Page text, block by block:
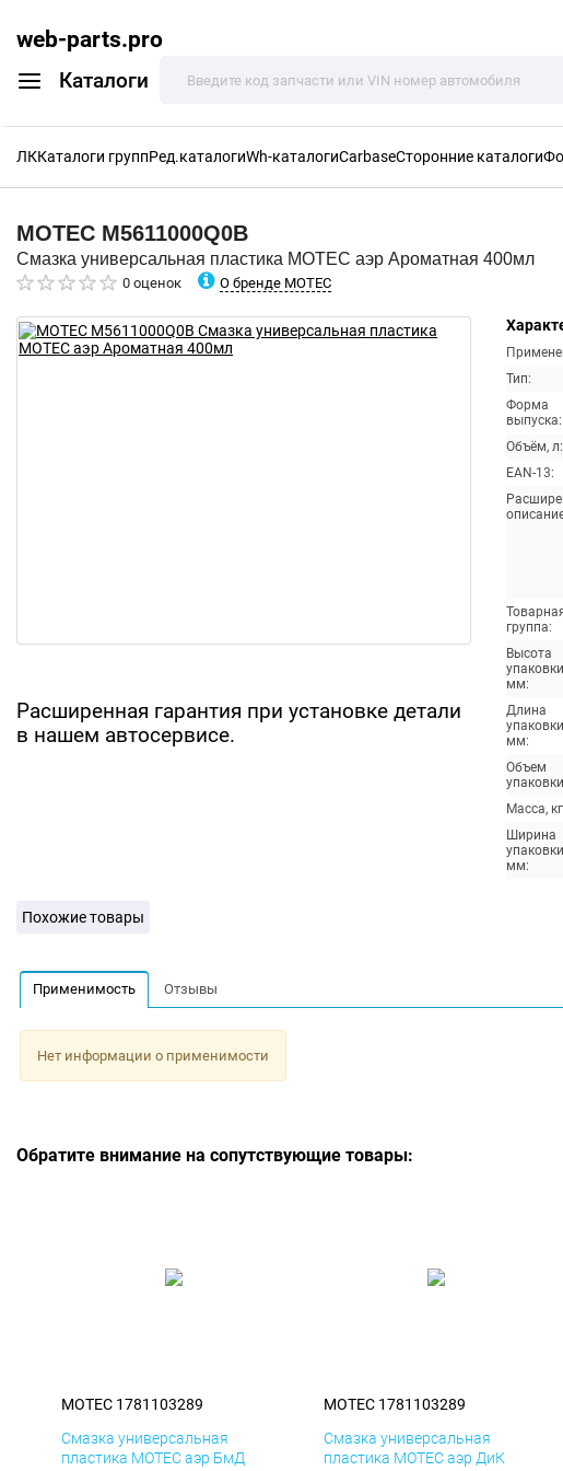
web-parts.pro
Каталоги
ЛККаталоги группРед.каталогиWh-каталогиCarbaseСторонние каталоги
MOTEC M5611000Q0B
Смазка универсальная пластика MOTEC аэр Ароматная 400мл
0 оценок О бренде MOTEC
Расширенная гарантия при установке детали
в нашем автосервисе.
Тип:
Форма
выпуска:
Объём, л:
EAN-13:
группа:
Высота
мм:
Длина
мм:
Объем
Масса,
Ширина
мм:
Похожие товары
Применимость Отзывы
Нет информации о применимости
Обратите внимание на сопутствующие товары:
MOTEC 1781103289
Смазка универсальная
пластика MOTEC аэр БмД
MOTEC 1781103289
Смазка универсальная
пластика MOTEC аэр ДиК